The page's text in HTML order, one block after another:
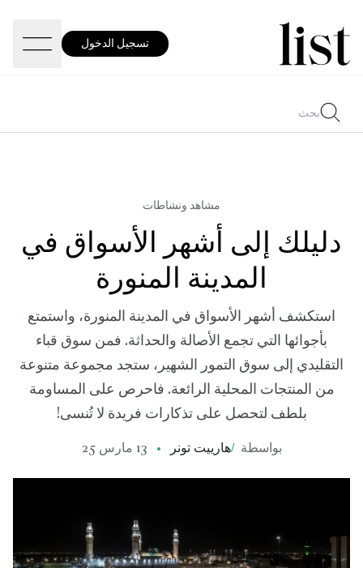
تسجيل الدخول
مشاهد ونشاطات
دليلك إلى أشهر الأسواق في
المدينة المنورة
استكشف أشهر الأسواق في المدينة المنورة، واستمتع
بأجوائها التي تجمع الأصالة والحداثة. فمن سوق قباء
التقليدي إلى سوق التمور الشهير، ستجد مجموعة متنوعة
من المنتجات المحلية الرائعة. فاحرص على المساومة
بلطف لتحصل على تذكارات فريدة لا تُنسى!
بواسطة /هارييت تونر 13 مارس 25